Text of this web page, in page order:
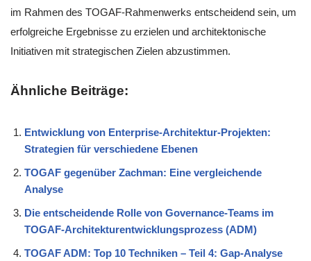
im Rahmen des TOGAF-Rahmenwerks entscheidend sein, um
erfolgreiche Ergebnisse zu erzielen und architektonische
Initiativen mit strategischen Zielen abzustimmen.
Ähnliche Beiträge:
Entwicklung von Enterprise-Architektur-Projekten:
Strategien für verschiedene Ebenen
TOGAF gegenüber Zachman: Eine vergleichende
Analyse
Die entscheidende Rolle von Governance-Teams im
TOGAF-Architekturentwicklungsprozess (ADM)
TOGAF ADM: Top 10 Techniken – Teil 4: Gap-Analyse